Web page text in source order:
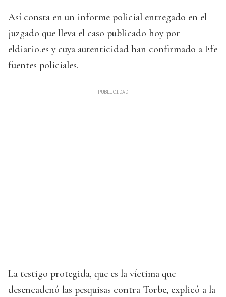
Así consta en un informe policial entregado en el
juzgado que lleva el caso publicado hoy por
eldiario.es y cuya autenticidad han confirmado a Efe
fuentes policiales.
La testigo protegida, que es la víctima que
desencadenó las pesquisas contra Torbe, explicó a la